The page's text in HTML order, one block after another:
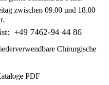
zwischen 09.00 und 18.00
.
+49 7462-94 44 86
Chirurgische
PDF